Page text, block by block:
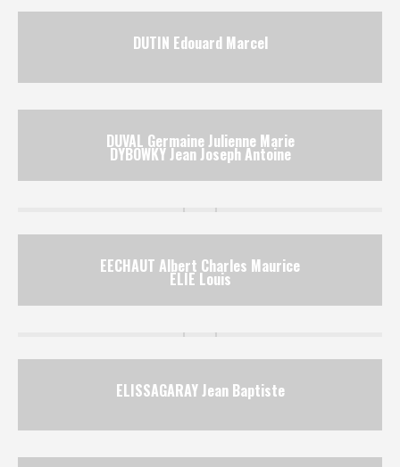
DUTIN Edouard Marcel
DUVAL Germaine Julienne Marie
DYBOWKY Jean Joseph Antoine
EECHAUT Albert Charles Maurice
ELIE Louis
ELISSAGARAY Jean Baptiste